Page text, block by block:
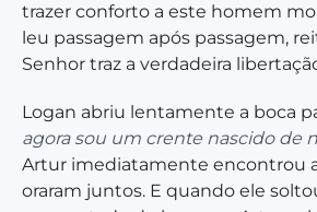
trazer conforto a este homem
leu passagem após passagem,
Senhor traz a verdadeira
Logan abriu lentamente a boca
agora sou um crente nascido de
Artur imediatamente encontrou
oraram juntos. E quando ele